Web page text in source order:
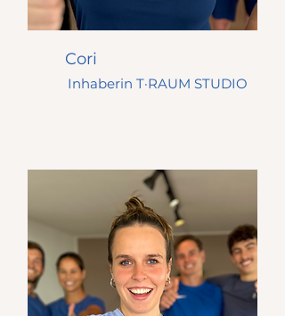
Cori
Inhaberin T·RAUM STUDIO